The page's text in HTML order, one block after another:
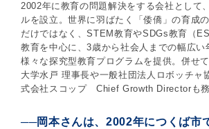
2002年に教育の問題解決をする会社として
ルを設立。世界に羽ばたく「倭僑」の育成
だけではなく、STEM教育やSDGs教育（
教育を中心に、3歳から社会人までの幅広い
様々な探究型教育プログラムを提供。併せ
大学水戸 理事長や一般社団法人ロボッチャ
式会社スコップ Chief Growth Directorも務
──岡本さんは、2002年につくば市